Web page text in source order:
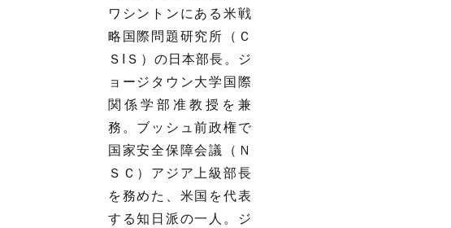
ワシントンにある米戦
略国際問題研究所（Ｃ
ＳIＳ）の日本部長。ジ
ョージタウン大学国際
関係学部准教授を兼
務。ブッシュ前政権で
国家安全保障会議（Ｎ
ＳＣ）アジア上級部長
を務めた、米国を代表
する知日派の一人。ジ